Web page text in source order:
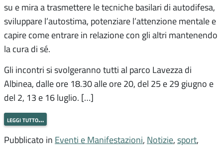
su e mira a trasmettere le tecniche basilari di autodifesa,
sviluppare l’autostima, potenziare l’attenzione mentale e
capire come entrare in relazione con gli altri mantenendo
la cura di sé.
Gli incontri si svolgeranno tutti al parco Lavezza di
Albinea, dalle ore 18.30 alle ore 20, del 25 e 29 giugno e
del 2, 13 e 16 luglio. […]
leggi tutto…
Pubblicato in Eventi e Manifestazioni, Notizie, sport,